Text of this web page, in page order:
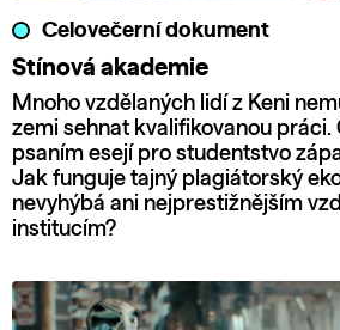
Celovečerní dokument
Stínová akademie
Mnoho vzdělaných lidí z Keni
zemi sehnat kvalifikovanou práci.
psaním esejí pro studentstvo
Jak funguje tajný plagiátorský
nevyhýbá ani nejprestižnějším
institucím?